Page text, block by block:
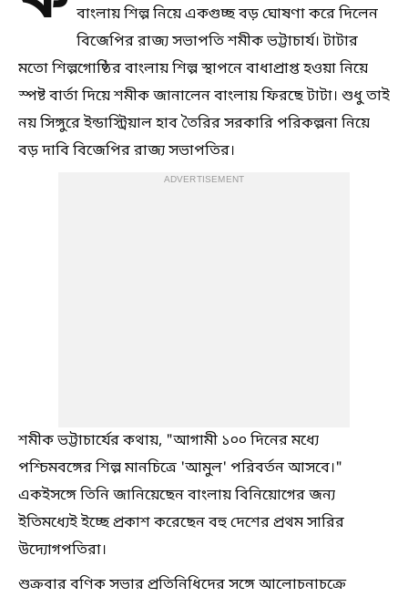
বাংলায় শিল্প নিয়ে একগুচ্ছ বড় ঘোষণা করে দিলেন
বিজেপির রাজ্য সভাপতি শমীক ভট্টাচার্য। টাটার
মতো শিল্পগোষ্ঠির বাংলায় শিল্প স্থাপনে বাধাপ্রাপ্ত হওয়া নিয়ে
স্পষ্ট বার্তা দিয়ে শমীক জানালেন বাংলায় ফিরছে টাটা। শুধু তাই
নয় সিঙ্গুরে ইন্ডাস্ট্রিয়াল হাব তৈরির সরকারি পরিকল্পনা নিয়ে
বড় দাবি বিজেপির রাজ্য সভাপতির।
ADVERTISEMENT
শমীক ভট্টাচার্যের কথায়, "আগামী ১০০ দিনের মধ্যে
পশ্চিমবঙ্গের শিল্প মানচিত্রে 'আমুল' পরিবর্তন আসবে।"
একইসঙ্গে তিনি জানিয়েছেন বাংলায় বিনিয়োগের জন্য
ইতিমধ্যেই ইচ্ছে প্রকাশ করেছেন বহু দেশের প্রথম সারির
উদ্যোগপতিরা।
শুক্রবার বণিক সভার প্রতিনিধিদের সঙ্গে আলোচনাচক্রে